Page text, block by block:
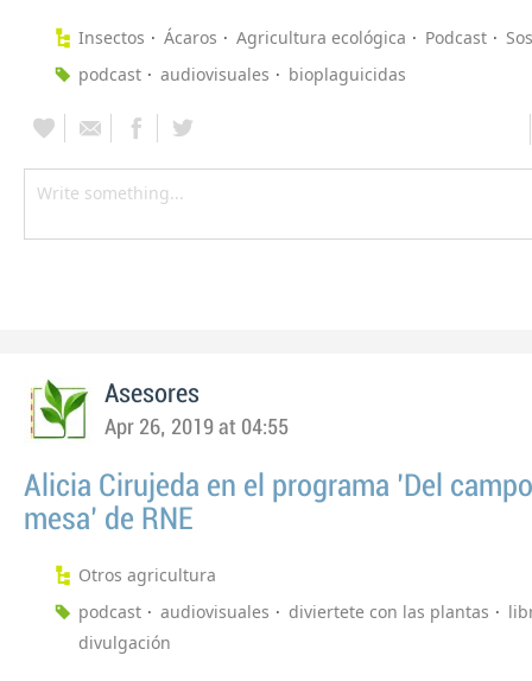
Insectos Ácaros Agricultura ecológica Podcast
podcast
audiovisuales bioplaguicidas
Asesores
Apr 26, 2019 at 04:55
Alicia Cirujeda en el programa 'Del
mesa' de RNE
Otros agricultura
podcast
audiovisuales diviertete con las plantas
divulgación